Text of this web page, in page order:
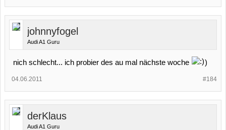
johnnyfogel
Audi A1 Guru
nich schlecht... ich probier des au mal nächste woche )
#184
04.06.2011
derKlaus
Audi A1 Guru